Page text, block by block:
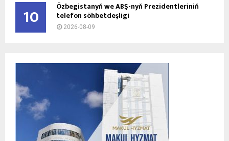
10 Özbegistanyň we ABŞ-nyň Prezidentleriniň
telefon söhbetdeşligi
2026-08-09